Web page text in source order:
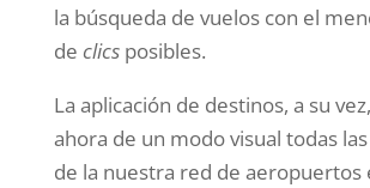
la búsqueda de vuelos con el
de clicsposibles.
La aplicación de destinos, a su
ahora de un modo visual todas
de la nuestra red de aeropuertos